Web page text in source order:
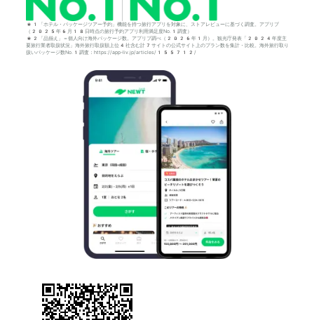
*1「ホテル・パッケージツアー予約」機能を持つ旅行アプリを対象に、ストアレビューに基づく調査。アプリブ
（2025年6月18日時点の旅行予約アプリ利用満足度No.1調査）
*2「品揃え」＝個人向け海外パッケージ数。アプリブ調べ（2026年1月）。観光庁発表「2024年度主
要旅行業者取扱状況」海外旅行取扱額上位4社含む計7サイトの公式サイト上のプラン数を集計・比較。海外旅行取り
扱いパッケージ数No.1調査：https://app-liv.jp/articles/155712/